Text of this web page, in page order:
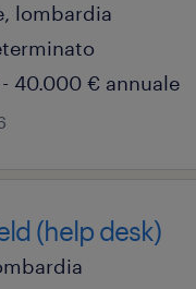
lombardia
40.000 € annuale
(help desk)